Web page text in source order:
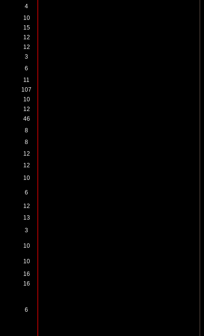
4
10
15
12
12
3
6
11
107
10
12
46
8
8
12
12
10
6
12
13
3
10
10
16
16
6